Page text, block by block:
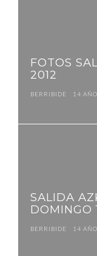
FOTOS
2012
BERRIBIDE 14
SALIDA
DOMINGO
BERRIBIDE 14